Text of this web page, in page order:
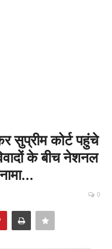
सुप्रीम कोर्ट पहुंचे
के बीच नेशनल
0